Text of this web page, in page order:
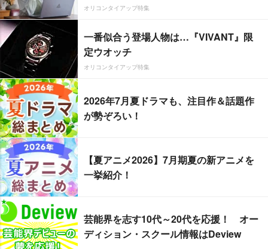
オリコンタイアップ特集
一番似合う登場人物は…『VIVANT』限
定ウオッチ
オリコンタイアップ特集
2026年7月夏ドラマも、注目作＆話題作
が勢ぞろい！
【夏アニメ2026】7月期夏の新アニメを
一挙紹介！
芸能界を志す10代～20代を応援！ オー
ディション・スクール情報はDeview